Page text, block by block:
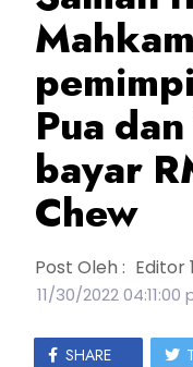
Pua
bayar
Chew
Post Oleh : Editor
11/30/2022 04:11:00
SHARE